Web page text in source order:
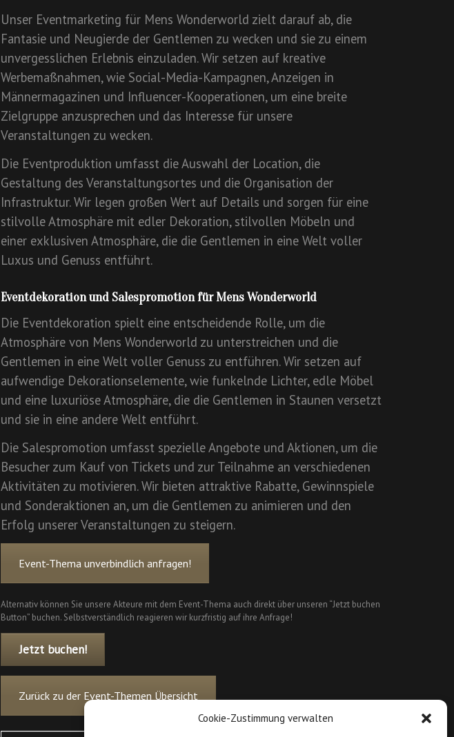
Cookie-Zustimmung verwalten
Unser Eventmarketing für Mens Wonderworld zielt darauf ab, die
Fantasie und Neugierde der Gentlemen zu wecken und sie zu einem
unvergesslichen Erlebnis einzuladen. Wir setzen auf kreative
Werbemaßnahmen, wie Social-Media-Kampagnen, Anzeigen in
Männermagazinen und Influencer-Kooperationen, um eine breite
Zielgruppe anzusprechen und das Interesse für unsere
Veranstaltungen zu wecken.
Die Eventproduktion umfasst die Auswahl der Location, die
Gestaltung des Veranstaltungsortes und die Organisation der
Infrastruktur. Wir legen großen Wert auf Details und sorgen für eine
stilvolle Atmosphäre mit edler Dekoration, stilvollen Möbeln und
einer exklusiven Atmosphäre, die die Gentlemen in eine Welt voller
Luxus und Genuss entführt.
Eventdekoration und Salespromotion für Mens Wonderworld
Die Eventdekoration spielt eine entscheidende Rolle, um die
Atmosphäre von Mens Wonderworld zu unterstreichen und die
Gentlemen in eine Welt voller Genuss zu entführen. Wir setzen auf
aufwendige Dekorationselemente, wie funkelnde Lichter, edle Möbel
und eine luxuriöse Atmosphäre, die die Gentlemen in Staunen versetzt
und sie in eine andere Welt entführt.
Die Salespromotion umfasst spezielle Angebote und Aktionen, um die
Besucher zum Kauf von Tickets und zur Teilnahme an verschiedenen
Aktivitäten zu motivieren. Wir bieten attraktive Rabatte, Gewinnspiele
und Sonderaktionen an, um die Gentlemen zu animieren und den
Erfolg unserer Veranstaltungen zu steigern.
Event-Thema unverbindlich anfragen!
Alternativ können Sie unsere Akteure mit dem Event-Thema auch direkt über unseren “Jetzt buchen
Button” buchen. Selbstverständlich reagieren wir kurzfristig auf ihre Anfrage!
Jetzt buchen!
Zurück zu der Event-Themen Übersicht